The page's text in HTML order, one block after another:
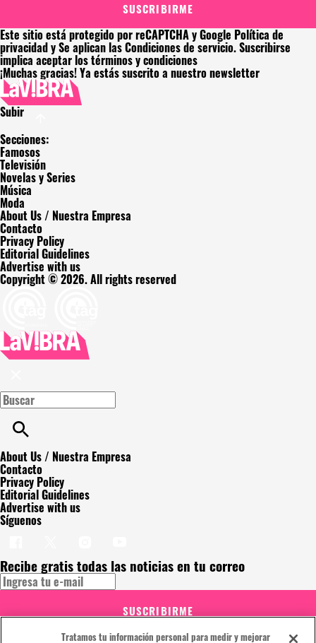
SUSCRIBIRME
Este sitio está protegido por reCAPTCHA y Google Política de
privacidady Se aplican lasCondiciones de servicio. Suscribirse
implica aceptar lostérminos y condiciones
¡Muchas gracias!Ya estás suscrito a nuestro newsletter
Subir
Secciones:
Famosos
Televisión
Novelas y Series
Música
Moda
About Us / Nuestra Empresa
Contacto
Privacy Policy
Editorial Guidelines
Advertise with us
Copyright © 2026. All rights reserved
About Us / Nuestra Empresa
Contacto
Privacy Policy
Editorial Guidelines
Advertise with us
Síguenos
Recibe gratis todas las noticias en tu correo
SUSCRIBIRME
Este sitio está protegido por reCAPTCHA y GooglePolítica de
Tratamos tu información personal para medir y mejorar